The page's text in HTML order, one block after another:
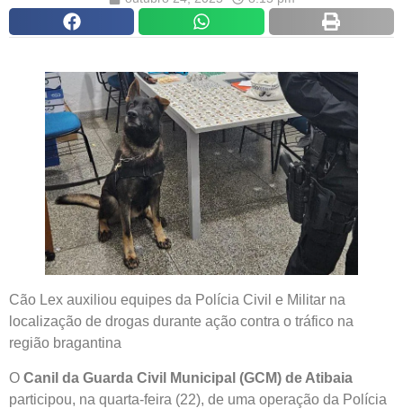
Cão Lex auxiliou equipes da Polícia Civil e Militar na
localização de drogas durante ação contra o tráfico na
região bragantina
O Canil da Guarda Civil Municipal (GCM) de Atibaia
participou, na quarta-feira (22), de uma operação da Polícia